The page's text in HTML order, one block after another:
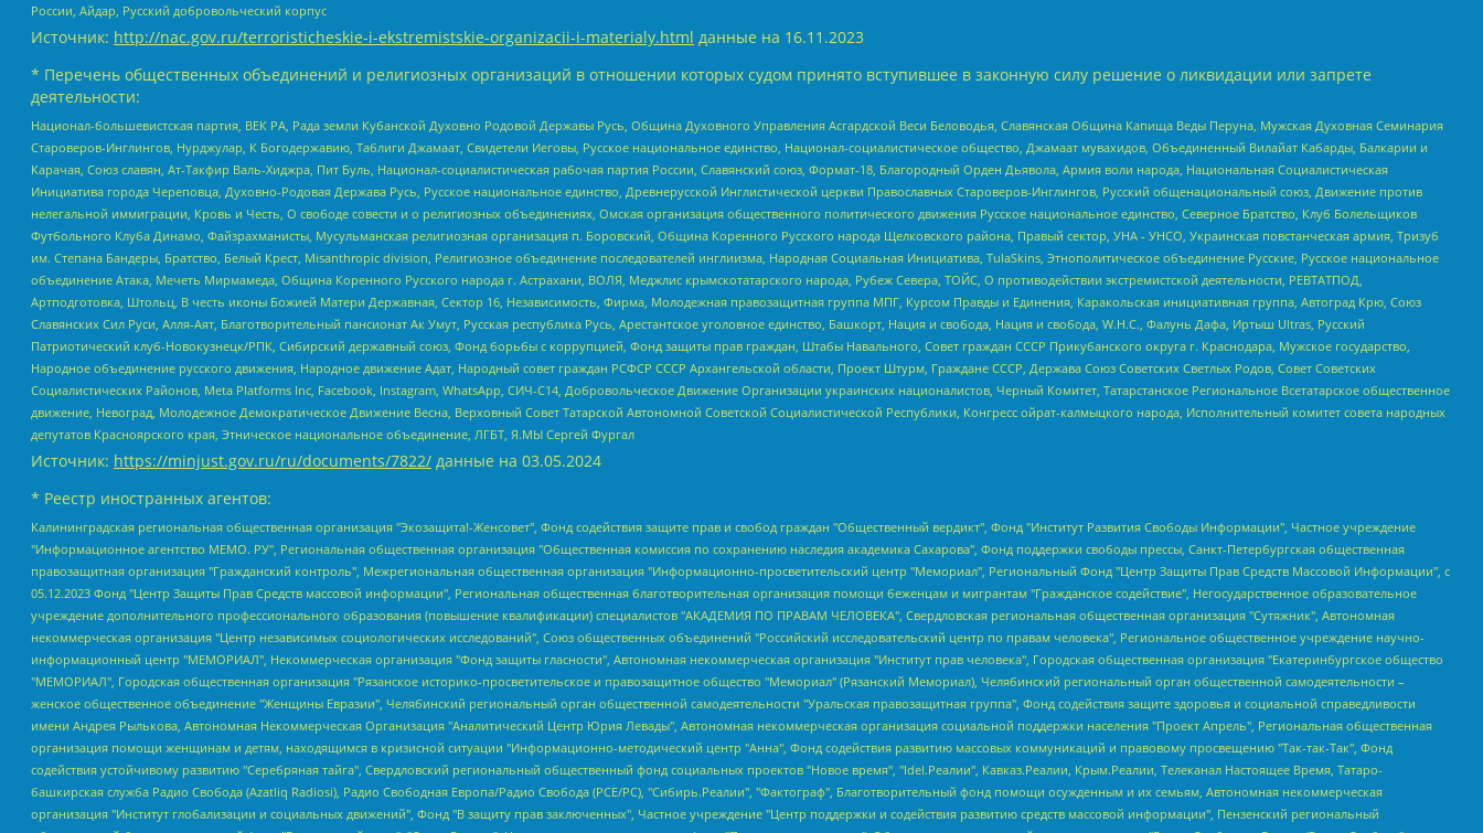
России, Айдар, Русский добровольческий корпус
Источник: http://nac.gov.ru/terroristicheskie-i-ekstremistskie-organizacii-i-materialy.html данные на 16.11.2023
* Перечень общественных объединений и религиозных организаций в отношении которых судом принято вступившее в законную силу решение о ликвидации или запрете
деятельности:
Национал-большевистская партия, ВЕК РА, Рада земли Кубанской Духовно Родовой Державы Русь, Община Духовного Управления Асгардской Веси Беловодья, Славянская Община Капища Веды Перуна, Мужская Духовная Семинария
Староверов-Инглингов, Нурджулар, К Богодержавию, Таблиги Джамаат, Свидетели Иеговы, Русское национальное единство, Национал-социалистическое общество, Джамаат мувахидов, Объединенный Вилайат Кабарды, Балкарии и
Карачая, Союз славян, Ат-Такфир Валь-Хиджра, Пит Буль, Национал-социалистическая рабочая партия России, Славянский союз, Формат-18, Благородный Орден Дьявола, Армия воли народа, Национальная Социалистическая
Инициатива города Череповца, Духовно-Родовая Держава Русь, Русское национальное единство, Древнерусской Инглистической церкви Православных Староверов-Инглингов, Русский общенациональный союз, Движение против
нелегальной иммиграции, Кровь и Честь, О свободе совести и о религиозных объединениях, Омская организация общественного политического движения Русское национальное единство, Северное Братство, Клуб Болельщиков
Футбольного Клуба Динамо, Файзрахманисты, Мусульманская религиозная организация п. Боровский, Община Коренного Русского народа Щелковского района, Правый сектор, УНА - УНСО, Украинская повстанческая армия, Тризуб
им. Степана Бандеры, Братство, Белый Крест, Misanthropic division, Религиозное объединение последователей инглиизма, Народная Социальная Инициатива, TulaSkins, Этнополитическое объединение Русские, Русское национальное
объединение Атака, Мечеть Мирмамеда, Община Коренного Русского народа г. Астрахани, ВОЛЯ, Меджлис крымскотатарского народа, Рубеж Севера, ТОЙС, О противодействии экстремистской деятельности, РЕВТАТПОД,
Артподготовка, Штольц, В честь иконы Божией Матери Державная, Сектор 16, Независимость, Фирма, Молодежная правозащитная группа МПГ, Курсом Правды и Единения, Каракольская инициативная группа, Автоград Крю, Союз
Славянских Сил Руси, Алля-Аят, Благотворительный пансионат Ак Умут, Русская республика Русь, Арестантское уголовное единство, Башкорт, Нация и свобода, Нация и свобода, W.H.С., Фалунь Дафа, Иртыш Ultras, Русский
Патриотический клуб-Новокузнецк/РПК, Сибирский державный союз, Фонд борьбы с коррупцией, Фонд защиты прав граждан, Штабы Навального, Совет граждан СССР Прикубанского округа г. Краснодара, Мужское государство,
Народное объединение русского движения, Народное движение Адат, Народный совет граждан РСФСР СССР Архангельской области, Проект Штурм, Граждане СССР, Держава Союз Советских Светлых Родов, Совет Советских
Социалистических Районов, Meta Platforms Inc, Facebook, Instagram, WhatsApp, СИЧ-С14, Добровольческое Движение Организации украинских националистов, Черный Комитет, Татарстанское Региональное Всетатарское общественное
движение, Невоград, Молодежное Демократическое Движение Весна, Верховный Совет Татарской Автономной Советской Социалистической Республики, Конгресс ойрат-калмыцкого народа, Исполнительный комитет совета народных
депутатов Красноярского края, Этническое национальное объединение, ЛГБТ, Я.МЫ Сергей Фургал
Источник: https://minjust.gov.ru/ru/documents/7822/ данные на 03.05.2024
* Реестр иностранных агентов:
Калининградская региональная общественная организация "Экозащита!-Женсовет", Фонд содействия защите прав и свобод граждан "Общественный вердикт", Фонд "Институт Развития Свободы Информации", Частное учреждение "Информационное агентство МЕМО. РУ", Региональная общественная организация "Общественная комиссия по сохранению наследия академика Сахарова", Фонд поддержки свободы прессы, Санкт-Петербургская общественная правозащитная организация "Гражданский контроль", Межрегиональная общественная организация "Информационно-просветительский центр "Мемориал", Региональный Фонд "Центр Защиты Прав Средств Массовой Информации", с 05.12.2023 Фонд "Центр Защиты Прав Средств массовой информации", Региональная общественная благотворительная организация помощи беженцам и мигрантам "Гражданское содействие", Негосударственное образовательное учреждение дополнительного профессионального образования (повышение квалификации) специалистов "АКАДЕМИЯ ПО ПРАВАМ ЧЕЛОВЕКА", Свердловская региональная общественная организация "Сутяжник", Автономная некоммерческая организация "Центр независимых социологических исследований", Союз общественных объединений "Российский исследовательский центр по правам человека", Региональное общественное учреждение научно-информационный центр "МЕМОРИАЛ", Некоммерческая организация "Фонд защиты гласности", Автономная некоммерческая организация "Институт прав человека", Городская общественная организация "Екатеринбургское общество "МЕМОРИАЛ", Городская общественная организация "Рязанское историко-просветительское и правозащитное общество "Мемориал" (Рязанский Мемориал), Челябинский региональный орган общественной самодеятельности – женское общественное объединение "Женщины Евразии", Челябинский региональный орган общественной самодеятельности "Уральская правозащитная группа", Фонд содействия защите здоровья и социальной справедливости имени Андрея Рылькова, Автономная Некоммерческая Организация "Аналитический Центр Юрия Левады", Автономная некоммерческая организация социальной поддержки населения "Проект Апрель", Региональная общественная организация помощи женщинам и детям, находящимся в кризисной ситуации "Информационно-методический центр "Анна", Фонд содействия развитию массовых коммуникаций и правовому просвещению "Так-так-Так", Фонд содействия устойчивому развитию "Серебряная тайга", Свердловский региональный общественный фонд социальных проектов "Новое время", "Idel.Реалии", Кавказ.Реалии, Крым.Реалии, Телеканал Настоящее Время, Татаро-башкирская служба Радио Свобода (Azatliq Radiosi), Радио Свободная Европа/Радио Свобода (PCE/PC), "Сибирь.Реалии", "Фактограф", Благотворительный фонд помощи осужденным и их семьям, Автономная некоммерческая организация "Институт глобализации и социальных движений", Фонд "В защиту прав заключенных", Частное учреждение "Центр поддержки и содействия развитию средств массовой информации", Пензенский региональный общественный благотворительный фонд "Гражданский союз", "Север.Реалии", Некоммерческая организация Фонд "Правовая инициатива", Общество с ограниченной ответственностью "Радио Свободная Европа/Радио Свобода", Чешское информационное агентство "MEDIUM-ORIENT", Красноярская региональная общественная организация "Мы против СПИДа", Камалягин Денис Николаевич, Маркелов Сергей Евгеньевич, Пономарев Лев Александрович, Савицкая Людмила Алексеевна, Автономная некоммерческая организация "Центр по работе с проблемой насилия "НАСИЛИЮ.НЕТ", Межрегиональный профессиональный союз работников здравоохранения "Альянс врачей", Юридическое лицо, зарегистрированное в Латвийской Республике, SIA "Medusa Project" (регистрационный номер 40103797863, дата регистрации 10.06.2014), Некоммерческая организация "Фонд по борьбе с коррупцией", Автономная некоммерческая организация "Институт права и публичной политики", Баданин Роман Сергеевич, Гликин Максим Александрович, Железнова Мария Михайловна, Лукьянова Юлия Сергеевна, Маетная Елизавета Витальевна, Маняхин Петр Борисович, Чуракова Ольга Владимировна, Ярош Юлия Петровна, Юридическое лицо "The Insider SIA", зарегистрированное в Риге, Латвийская Республика (дата регистрации 26.06.2015), являющееся администратором доменного имени интернет-издания "The Insider SIA", https://theins.ru, Постернак Алексей Евгеньевич, Рубин Михаил Аркадьевич, Анин Роман Александрович, Юридическое лицо Istories fonds, зарегистрированное в Латвийской Республике (регистрационный номер 50008295751, дата регистрации 24.02.2020), Великовский Дмитрий Александрович, Долинина Ирина Николаевна, Мароховская Алеся Алексеевна, Шлейнов Роман Юрьевич, Шмагун Олеся Валентиновна, Общество с ограниченной ответственностью "Альтаир 2021", Общество с ограниченной ответственностью "Вега 2021", Общество с ограниченной ответственностью "Главный редактор 2021", Общество с ограниченной ответственностью "Ромашки монолит", Важенков Артем Валерьевич, Ивановская областная общественная организация "Центр гендерных исследований", Гурман Юрий Альбертович, Медиапроект "ОВД-Инфо", Егоров Владимир Владимирович, Жилинский Владимир Александрович, Общество с ограниченной ответственностью "ЗП", Иванова София Юрьевна, Карезина Инна Павловна, Кильтау Екатерина Викторовна, Петров Алексей Викторович, Пискунов Сергей Евгеньевич, Смирнов Сергей Сергеевич, Тихонов Михаил Сергеевич, Общество с ограниченной ответственностью "ЖУРНАЛИСТ-ИНОСТРАННЫЙ АГЕНТ", Арапова Галина Юрьевна, Вольтская Татьяна Анатольевна, Американская компания "Mason G.E.S. Anonymous Foundation" (США), являющаяся владельцем интернет-издания https://mnews.world/, Компания "Stichting Bellingcat", зарегистрированная в Нидерландах (дата регистрации 11.07.2018), Захаров Андрей Вячеславович, Клепиковская Екатерина Дмитриевна, Общество с ограниченной ответственностью "МЕМО", Перл Роман Александрович, Симонов Евгений Алексеевич, Соловьева Елена Анатольевна, Сотников Даниил Владимирович, Сурначева Елизавета Дмитриевна, Автономная некоммерческая организация по защите прав человека и информированию населения "Якутия – Наше Мнение", Общество с ограниченной ответственностью "Москоу диджитал медиа", с 26.01.2023 Общество с ограниченной ответственностью "Чайка Белые сады", Ветошкина Валерия Валерьевна, Заговора Максим Александрович, Межрегиональное общественное движение "Российская ЛГБТ - сеть", Оленичев Максим Владимирович, Павлов Иван Юрьевич, Скворцова Елена Сергеевна, Общество с ограниченной ответственностью "Как бы инагент", Кочетков Игорь Викторович, Общество с ограниченной ответственностью "Честные выборы", Еланчик Олег Александрович, Общество с ограниченной ответственностью "Нобелевский призыв", Гималова Регина Эмилевна, Григорьев Андрей Валерьевич, Григорьева Алина Александровна, Ассоциация по содействию защите прав призывников, альтернативнослужащих и военнослужащих "Правозащитная группа "Гражданин.Армия.Право", Хисамова Регина Фаритовна, Автономная некоммерческая организация по реализации социально-правовых программ "Лилит", Дальневосточное общественное движение "Маяк", Санкт-Петербургская ЛГБТ-инициативная группа "Выход", Инициативная группа ЛГБТ+ "Реверс", Алексеев Андрей Викторович, Бекбулатова Таисия Львовна, Беляев Иван Михайлович, Владыкина Елена Сергеевна, Гельман Марат Александрович, Никульшина Вероника Юрьевна, Толоконникова Надежда Андреевна, Шендерович Виктор Анатольевич, Общество с ограниченной ответственностью "Данное сообщение", Общество с ограниченной ответственностью Издательский дом "Новая глава", Айнбиндер Александра Александровна, Московский комьюнити-центр для ЛГБТ+инициатив, Благотворительный фонд развития филантропии, Deutsche Welle (Германия, Kurt-Schumacher-Strasse 3, 53113 Bonn), Борзунова Мария Михайловна, Воробьев Виктор Викторович, Голубева Анна Львовна, Константинова Алла Михайловна, Малкова Ирина Владимировна, Мурадов Мурад Абдулгалимович, Осетинская Елизавета Николаевна, Понасенков Евгений Николаевич, Ганапольский Матвей Юрьевич, Киселев Евгений Алексеевич, Борухович Ирина Григорьевна, Дремин Иван Тимофеевич, Дубровский Дмитрий Викторович, Красноярская региональная общественная организация поддержки и развития альтернативных образовательных технологий и межкультурных коммуникаций "ИНТЕРРА", Маяковская Екатерина Алексеевна, Фейгин Марк Захарович, Филимонов Андрей Викторович, Дзугкоева Регина Николаевна, Доброхотов Роман Александрович, Дудь Юрий Александрович, Елкин Сергей Владимирович, Кругликов Кирилл Игоревич, Сабунаева Мария Леонидовна, Семенов Алексей Владимирович, Шаинян Карен Багратович, Шульман Екатерина Михайловна, Асафьев Артур Валерьевич, Вахштайн Виктор Семенович, Венедиктов Алексей Алексеевич, Лушникова Екатерина Евгеньевна, Волков Леонид Михайлович, Невзоров Александр Глебович, Пархоменко Сергей Борисович, Сироткин Ярослав Николаевич, Кара-Мурза Владимир Владимирович, Баранова Наталья Владимировна, Гозман Леонид Яковлевич, Кагарлицкий Борис Юльевич, Климарев Михаил Валерьевич, Милов Владимир Станиславович, Автономная некоммерческая организация Краснодарский центр современного искусства "Типография", Моргенштерн Алишер Тагирович, Соболь Любовь Эдуардовна, Общество с ограниченной ответственностью "ЛИЗА НОРМ", Каспаров Гарри Кимович, Ходорковский Михаил Борисович, Общество с ограниченной ответственностью "Апрельские тезисы", Данилович Ирина Брониславовна, Кашин Олег Владимирович, Петров Николай Владимирович, Пивоваров Алексей Владимирович, Соколов Михаил Владимирович, Цветкова Юлия Владимировна, Чичваркин Евгений Александрович, Комитет против пыток/Команда против пыток, Общество с ограниченной ответственностью "Первый научный", Общество с ограниченной ответственностью "Вертолет и ко", Белоцерковская Вероника Борисовна, Кац Максим Евгеньевич, Лазарева Татьяна Юрьевна, Шаведдинов Руслан Табризович, Яшин Илья Валерьевич, Общество с ограниченной ответственностью "Иноагент ААВ", Алешковский Дмитрий Петрович, Альбац Евгения Марковна, Быков Дмитрий Львович, Галямина Юлия Евгеньевна, Лойко Сергей Леонидович, Мартынов Кирилл Константинович, Медведев Сергей Александрович, Крашенинников Федор Геннадиевич, Гордеева Катерина Вл